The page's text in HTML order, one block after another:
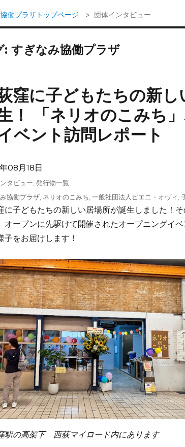
働プラザトップページ 団体インタビュー
: すぎなみ協働プラザ
窪に子どもたちの新し
！ 「ネリオのこみち
ベント訪問レポート
08月18日
タビュー,発行物一覧
協働プラザ, ネリオのこみち,一般社団法人ピエニ・オヴィ,
に子どもたちの新しい居場所が誕生しました！
オープンに先駆けて開催されたオープニングイベ
子をお届けします！
駅の高架下 西荻マイロード内にあります